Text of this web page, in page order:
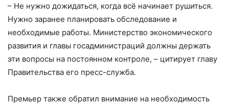
– Не нужно дожидаться, когда всё начинает рушиться.
Нужно заранее планировать обследование и
необходимые работы. Министерство экономического
развития и главы госадминистраций должны держать
эти вопросы на постоянном контроле, – цитирует главу
Правительства его пресс-служба.
Премьер также обратил внимание на необходимость